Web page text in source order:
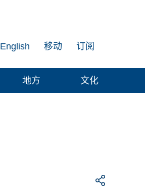
订阅
移动
English
地方 文化